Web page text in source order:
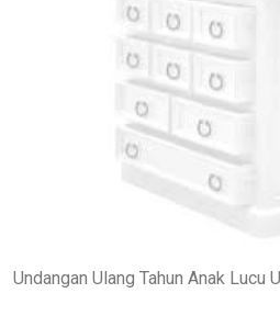
Undangan Ulang Tahun Anak Lucu